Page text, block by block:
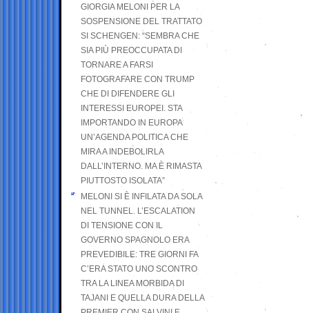
GIORGIA MELONI PER LA
SOSPENSIONE DEL TRATTATO
SI SCHENGEN: “SEMBRA CHE
SIA PIÙ PREOCCUPATA DI
TORNARE A FARSI
FOTOGRAFARE CON TRUMP
CHE DI DIFENDERE GLI
INTERESSI EUROPEI. STA
IMPORTANDO IN EUROPA
UN’AGENDA POLITICA CHE
MIRA A INDEBOLIRLA
DALL’INTERNO. MA È RIMASTA
PIUTTOSTO ISOLATA”
MELONI SI È INFILATA DA SOLA
NEL TUNNEL. L’ESCALATION
DI TENSIONE CON IL
GOVERNO SPAGNOLO ERA
PREVEDIBILE: TRE GIORNI FA
C’ERA STATO UNO SCONTRO
TRA LA LINEA MORBIDA DI
TAJANI E QUELLA DURA DELLA